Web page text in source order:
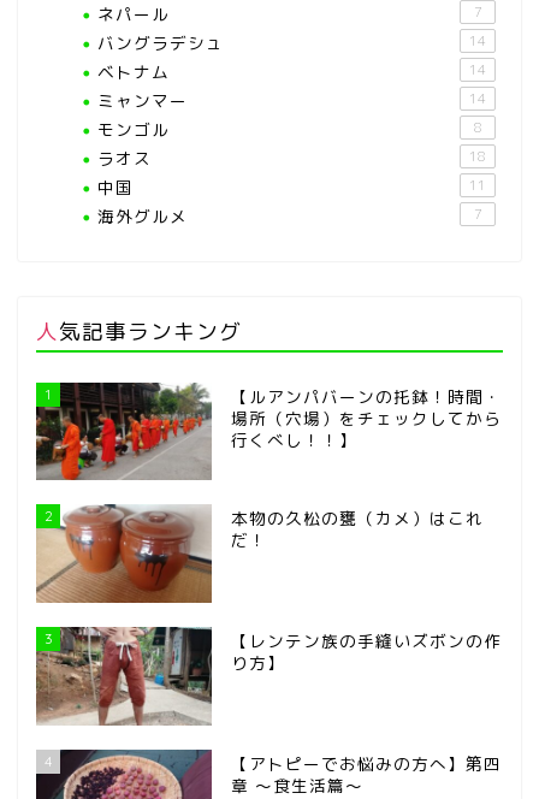
ネパール 7
バングラデシュ 14
ベトナム 14
ミャンマー 14
モンゴル 8
ラオス 18
中国 11
海外グルメ 7
人気記事ランキング
1
【ルアンパバーンの托鉢！時間・
場所（穴場）をチェックしてから
行くべし！！】
2
本物の久松の甕（カメ）はこれ
だ！
3
【レンテン族の手縫いズボンの作
り方】
4
【アトピーでお悩みの方へ】第四
章 ～食生活篇～